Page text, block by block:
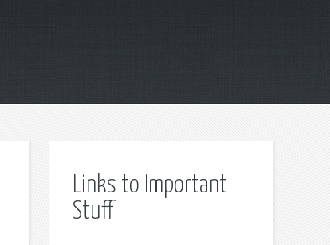
Links to Important
Stuff